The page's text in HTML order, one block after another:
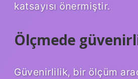
katsayısı önermiştir.
Ölçmede
Güvenirlilik, bir ölçüm